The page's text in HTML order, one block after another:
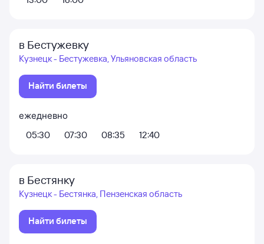
в Бестужевку
Кузнецк - Бестужевка, Ульяновская область
Найти билеты
ежедневно
05:30
07:30 08:35 12:40
в Бестянку
Кузнецк - Бестянка, Пензенская область
Найти билеты